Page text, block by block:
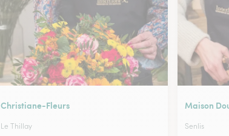
Christiane-Fleurs
Le Thillay
Maison
Senlis